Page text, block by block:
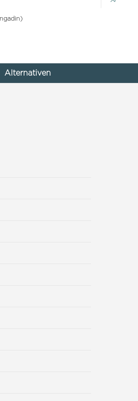
Alternativen